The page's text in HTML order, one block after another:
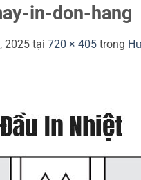
in-don-hang
2025 tại 720 × 405 trong